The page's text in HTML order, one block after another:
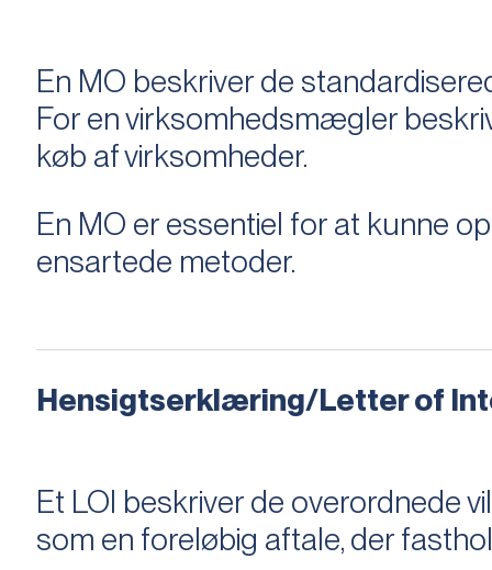
En MO beskriver de
For en virksomhedsmægler
køb af virksomheder.
En MO er essentiel for at kunne
ensartede metoder.
Hensigtserklæring/Letter of
Et LOI beskriver de overordnede
som en foreløbig aftale, der